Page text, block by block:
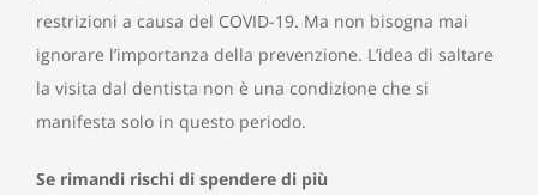
restrizioni a causa del COVID-19. Ma non bisogna mai
ignorare l’importanza della prevenzione. L’idea di saltare
la visita dal dentista non è una condizione che si
manifesta solo in questo periodo.
Se rimandi rischi di spendere di più